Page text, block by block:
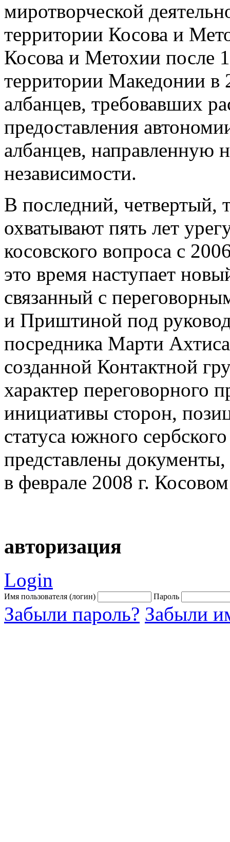
миротворческой
территории Косова и
Косова и Метохии после
территории Македонии в
албанцев, требовавших
предоставления
албанцев, направленную
независимости.
В последний, четвертый,
охватывают пять лет
косовского вопроса с
это время наступает
связанный с
и Приштиной под
посредника Марти
созданной Контактной
характер переговорного
инициативы сторон,
статуса южного
представлены
в феврале 2008 г.
авторизация
Login
Имя пользователя (логин) Пароль
Забыли пароль? Забыли